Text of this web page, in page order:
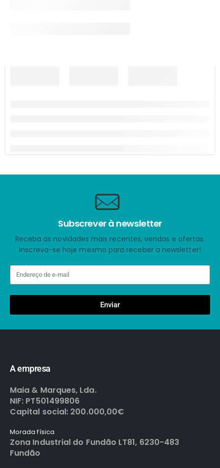
Subscrever à newsletter
Receba as novidades mais recentes, vendas e ofertas.
Inscreva-se hoje mesmo para receber a newsletter!
Enviar
A empresa
Maia & Marques, Lda.
NIF: PT501499806
Capital social: 200.000,00€
Morada física
Zona Industrial do Fundão LT81, 6230-483
Fundão